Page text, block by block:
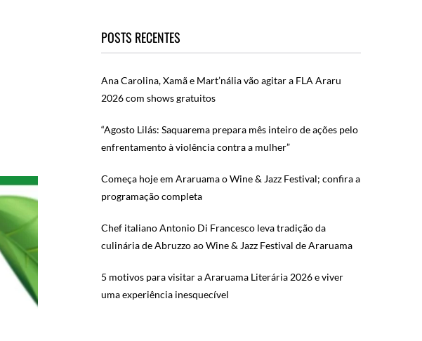
POSTS RECENTES
Ana Carolina, Xamã e Mart’nália vão agitar a FLA Araru
2026 com shows gratuitos
“Agosto Lilás: Saquarema prepara mês inteiro de ações pelo
enfrentamento à violência contra a mulher”
Começa hoje em Araruama o Wine & Jazz Festival; confira a
programação completa
Chef italiano Antonio Di Francesco leva tradição da
culinária de Abruzzo ao Wine & Jazz Festival de Araruama
5 motivos para visitar a Araruama Literária 2026 e viver
uma experiência inesquecível